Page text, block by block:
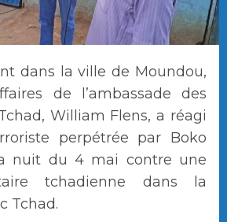
dans la ville de Moundou,
de l’ambassade des
William Flens, a réagi
perpétrée par Boko
nuit du 4 mai contre une
tchadienne dans la
Tchad.